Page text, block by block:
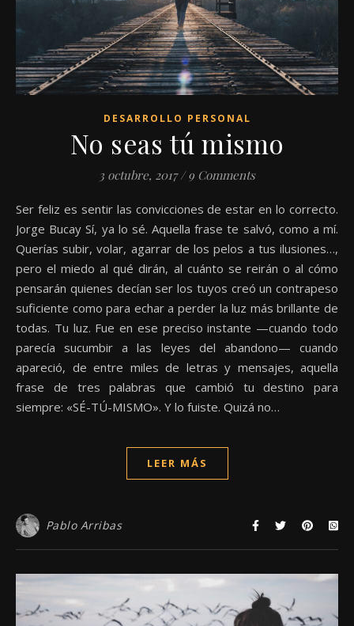
DESARROLLO PERSONAL
No seas tú mismo
3 octubre, 2017 / 9 Comments
Ser feliz es sentir las convicciones de estar en lo correcto.
Jorge Bucay Sí, ya lo sé. Aquella frase te salvó, como a mí.
Querías subir, volar, agarrar de los pelos a tus ilusiones…,
pero el miedo al qué dirán, al cuánto se reirán o al cómo
pensarán quienes decían ser los tuyos creó un contrapeso
suficiente como para echar a perder la luz más brillante de
todas. Tu luz. Fue en ese preciso instante —cuando todo
parecía sucumbir a las leyes del abandono— cuando
apareció, de entre miles de letras y mensajes, aquella
frase de tres palabras que cambió tu destino para
siempre: «SÉ-TÚ-MISMO». Y lo fuiste. Quizá no…
LEER MÁS
Pablo Arribas